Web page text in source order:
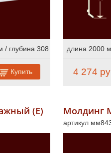
/ глубина 308
Купить
длина 2000
4 274
(Е) Молдинг
артикул